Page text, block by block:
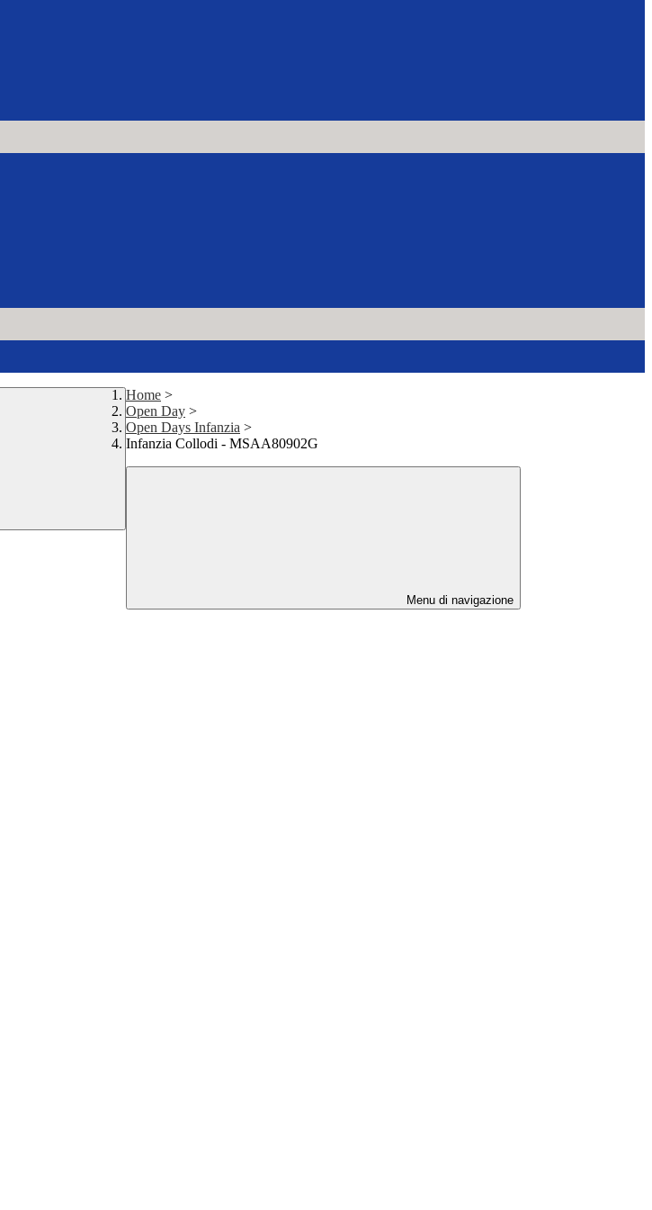
Home >
Open Day >
Open Days Infanzia >
Infanzia Collodi - MSAA80902G
Menu di navigazione